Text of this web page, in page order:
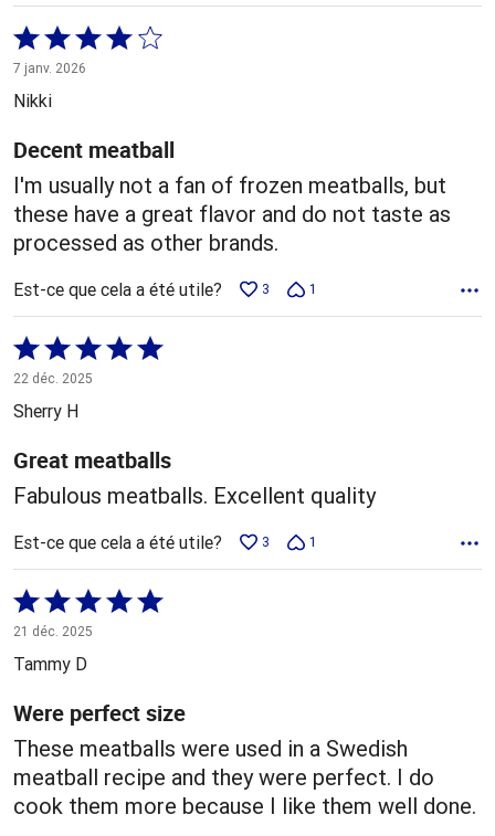
Coté
4 sur
5
7 janv. 2026
Nikki
Decent meatball
I'm usually not a fan of frozen meatballs, but
these have a great flavor and do not taste as
processed as other brands.
Est-ce que cela a été utile? 3 1
Coté
5 sur
5
22 déc. 2025
Sherry H
Great meatballs
Fabulous meatballs. Excellent quality
Est-ce que cela a été utile? 3 1
Coté
5 sur
5
21 déc. 2025
Tammy D
Were perfect size
These meatballs were used in a Swedish
meatball recipe and they were perfect. I do
cook them more because I like them well done.